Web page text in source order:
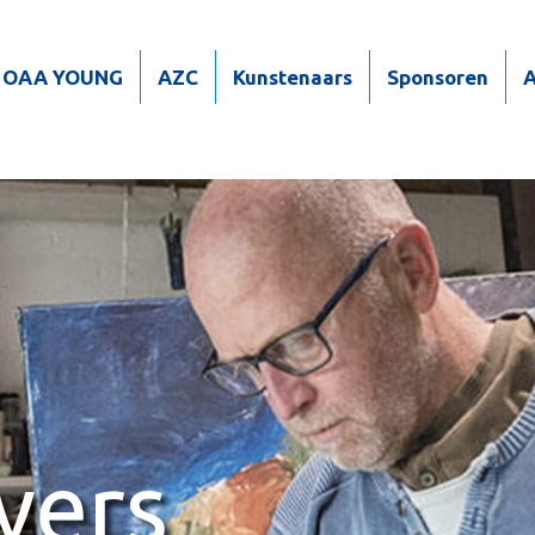
OAA YOUNG AZC Kunstenaars Sponsoren